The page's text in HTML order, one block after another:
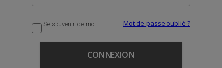
Se souvenir de moi Mot de passe oublié ?